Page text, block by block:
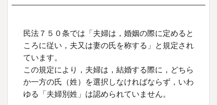
民法７５０条では「夫婦は，婚姻の際に定めると
ころに従い，夫又は妻の氏を称する」と規定され
ています。
この規定により，夫婦は，結婚する際に，どちら
か一方の氏（姓）を選択しなければならず，いわ
ゆる「夫婦別姓」は認められていません。